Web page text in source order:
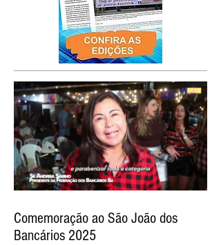
Comemoração ao São João dos
Bancários 2025